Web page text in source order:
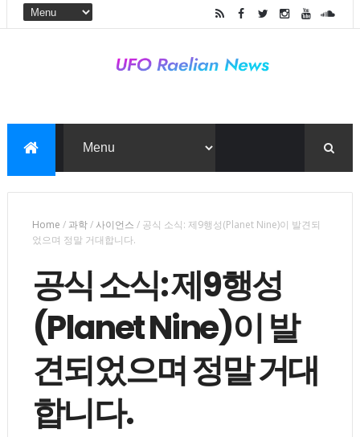
Home / 과학/ 사이언스 / 공식 소식: 제9행성(Planet Nine)이 발견되
었으며 정말 거대합니다.
공식 소식: 제9행성
(Planet Nine)이 발
견되었으며 정말 거대
합니다.